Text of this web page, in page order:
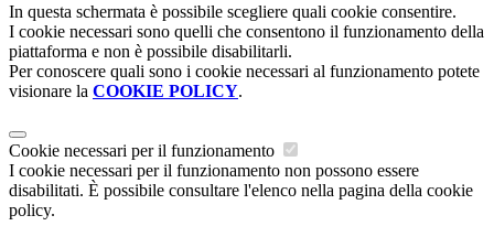
In questa schermata è possibile scegliere quali cookie consentire.
I cookie necessari sono quelli che consentono il funzionamento della
piattaforma e non è possibile disabilitarli.
Per conoscere quali sono i cookie necessari al funzionamento potete
visionare la COOKIE POLICY.
Cookie necessari per il funzionamento
I cookie necessari per il funzionamento non possono essere
disabilitati. È possibile consultare l'elenco nella pagina della cookie
policy.